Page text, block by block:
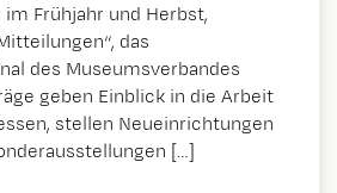
Frühjahr und Herbst,
das
des Museumsverbandes
geben Einblick in die Arbeit
stellen Neueinrichtungen
[…]